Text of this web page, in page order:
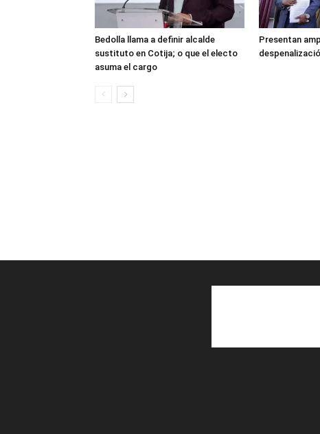
Bedolla llama a definir alcalde
sustituto en Cotija; o que el electo
asuma el cargo
Presentan